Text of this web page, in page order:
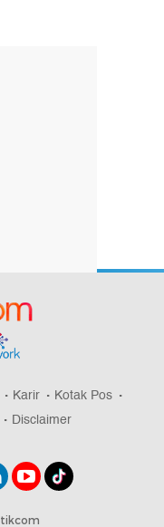
Karir
Kotak Pos
Disclaimer